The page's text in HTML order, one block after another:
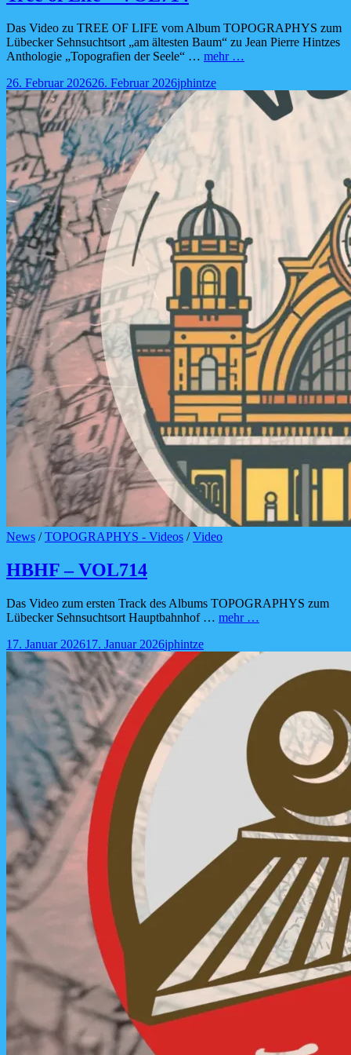
Das Video zu TREE OF LIFE vom Album TOPOGRAPHYS zum
Lübecker Sehnsuchtsort „am ältesten Baum“ zu Jean Pierre Hintzes
Anthologie „Topografien der Seele“ … mehr …
–
VOL714
Posted-
on
26. Februar 202626. Februar 2026By
line
Byline
jphintze
Cat
News /TOPOGRAPHYS - Videos /Video
HBHF – VOL714
Das Video zum ersten Track des Albums TOPOGRAPHYS zum
Lübecker Sehnsuchtsort Hauptbahnhof … mehr …
Posted-
17. Januar 202617. Januar 2026By
line
Byline
jphintze